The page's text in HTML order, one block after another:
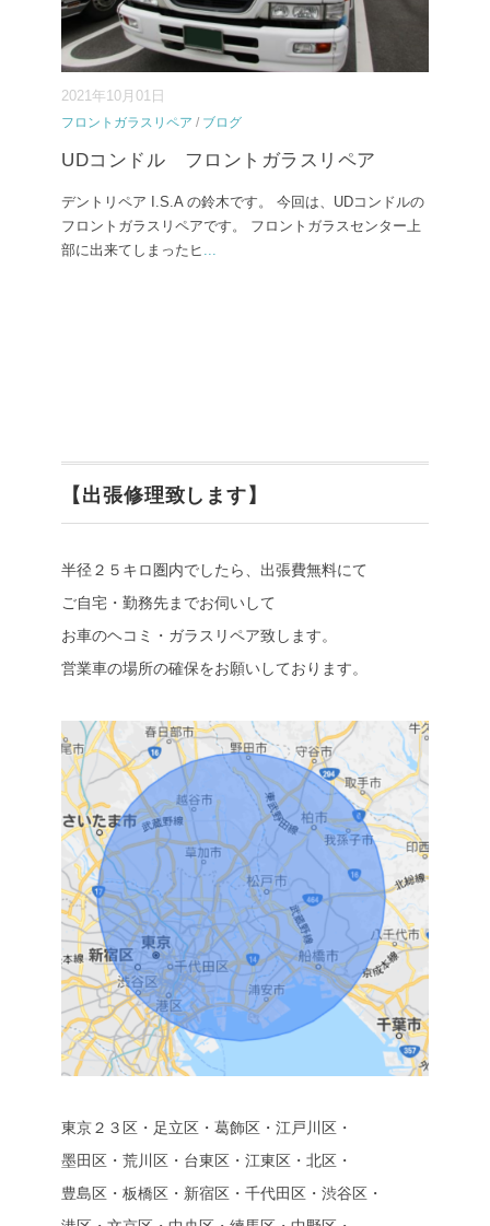
2021年10月01日
フロントガラスリペア / ブログ
UDコンドル フロントガラスリペア
デントリペア I.S.A の鈴木です。 今回は、UDコンドルの
フロントガラスリペアです。 フロントガラスセンター上
部に出来てしまったヒ ...
【出張修理致します】
半径２５キロ圏内でしたら、出張費無料にて
ご自宅・勤務先までお伺いして
お車のヘコミ・ガラスリペア致します。
営業車の場所の確保をお願いしております。
東京２３区・足立区・葛飾区・江戸川区・
墨田区・荒川区・台東区・江東区・北区・
豊島区・板橋区・新宿区・千代田区・渋谷区・